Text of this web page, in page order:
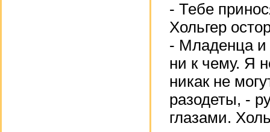
- Тебе
Хольгер
- Младенца и
ни к чему. Я
никак не
разодеты, -
глазами.